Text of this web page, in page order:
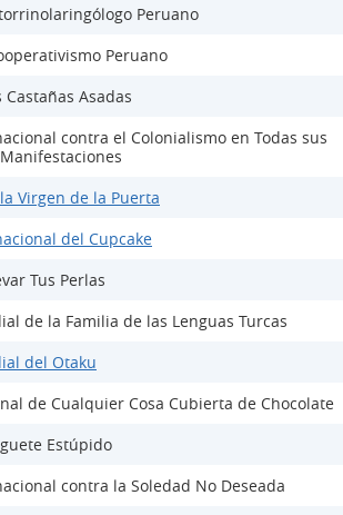
Peruano
Peruano
Castañas Asadas
contra el Colonialismo en Todas sus
Virgen de la Puerta
del Cupcake
Tus Perlas
de la Familia de las Lenguas Turcas
del Otaku
de Cualquier Cosa Cubierta de Chocolate
Estúpido
contra la Soledad No Deseada